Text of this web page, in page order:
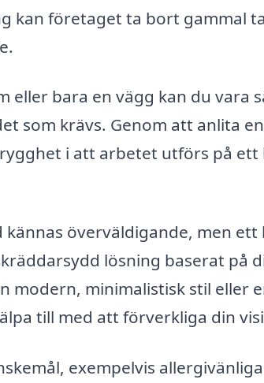
kan företaget ta bort gammal
bara en vägg kan du vara
som krävs. Genom att anlita
i att arbetet utförs på
överväldigande, men ett
lösning baserat på
modern, minimalistisk stil eller
till med att förverkliga din
exempelvis